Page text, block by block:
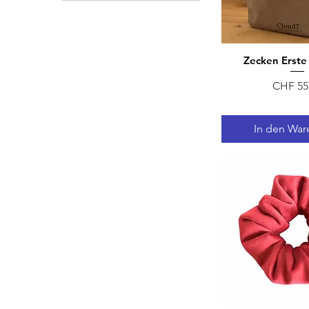
Zecken
Preis
CHF
In den